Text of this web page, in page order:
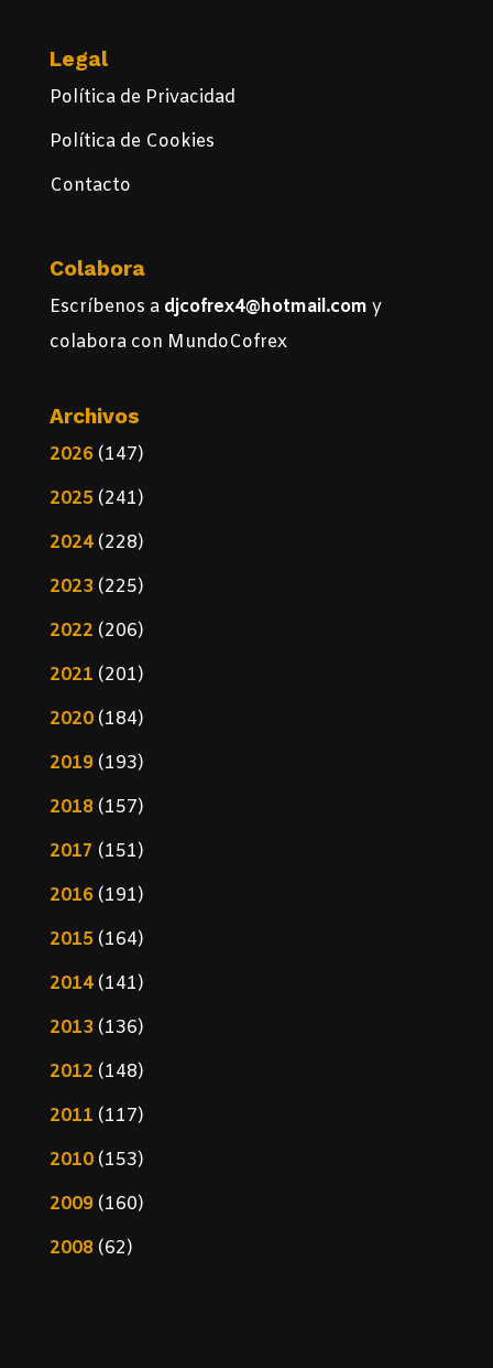
Legal
Política de Privacidad
Política de Cookies
Contacto
Colabora
Escríbenos a djcofrex4@hotmail.com y
colabora con MundoCofrex
Archivos
2026(147)
2025(241)
2024(228)
2023(225)
2022 (206)
2021 (201)
2020(184)
2019(193)
2018(157)
2017 (151)
2016(191)
2015(164)
2014(141)
2013(136)
2012 (148)
2011 (117)
2010(153)
2009(160)
2008(62)